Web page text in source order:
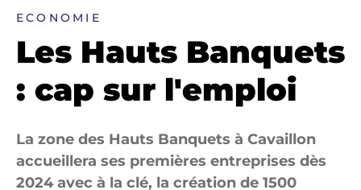
ECONOMIE
Les Hauts Banquets
: cap sur l'emploi
La zone des Hauts Banquets à Cavaillon
accueillera ses premières entreprises dès
2024 avec à la clé, la création de 1500